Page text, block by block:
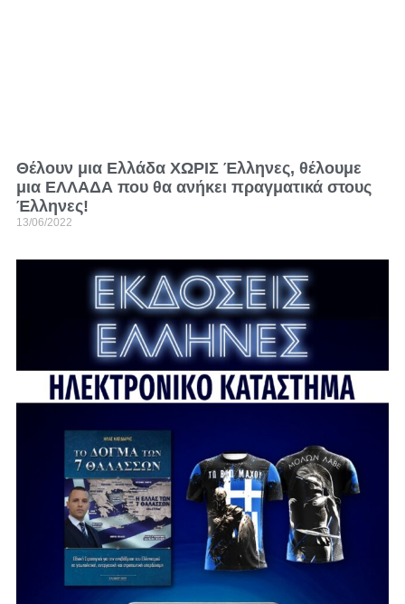
Θέλουν μια Ελλάδα ΧΩΡΙΣ Έλληνες, θέλουμε
μια ΕΛΛΑΔΑ που θα ανήκει πραγματικά στους
Έλληνες!
13/06/2022